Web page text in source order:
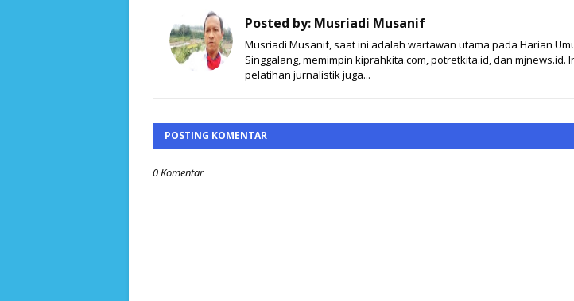
Posted by: Musriadi Musanif
Musriadi Musanif, saat ini adalah wartawan utama pada Harian
Singgalang, memimpin kiprahkita.com, potretkita.id, dan mjnews.id.
pelatihan jurnalistik juga...
POSTING KOMENTAR
0 Komentar